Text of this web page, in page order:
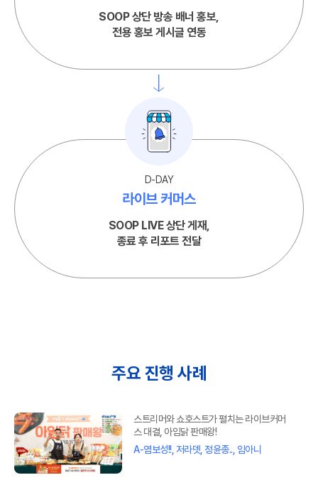
SOOP 상단 방송 배너 홍보,
전용 홍보 게시글 연동
라이브 커머스
D-DAY
SOOP LIVE 상단 게재,
종료 후 리포트 전달
주요 진행 사례
스트리머와 쇼호스트가 펼치는 라이브커머
스 대결, 아임닭 판매왕!
A-염보성!!, 저라뎃, 정윤종.., 임아니